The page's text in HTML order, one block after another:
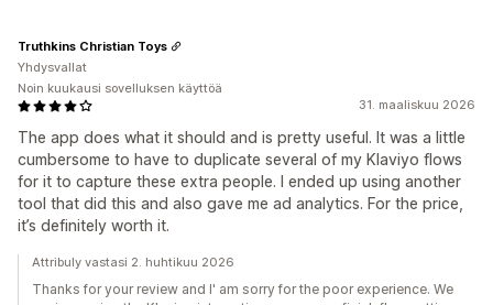
31. maaliskuu 2026
The app does what it should and is pretty useful. It was a little
cumbersome to have to duplicate several of my Klaviyo flows
for it to capture these extra people. I ended up using another
tool that did this and also gave me ad analytics. For the price,
it’s definitely worth it.
Truthkins Christian Toys
Yhdysvallat
Noin kuukausi sovelluksen käyttöä
Attribuly vastasi 2. huhtikuu 2026
Thanks for your review and I' am sorry for the poor experience. We